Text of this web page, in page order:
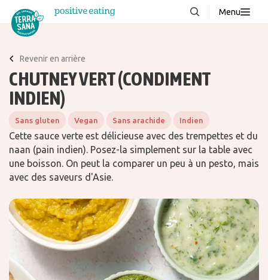
Menu
À propos de nous
Blog
Contacter
Produits
Recettes
Revenir en arrière
CHUTNEY VERT (CONDIMENT
INDIEN)
Sans gluten Vegan Sans arachide Indien
Cette sauce verte est délicieuse avec des trempettes et du
naan (pain indien). Posez-la simplement sur la table avec
une boisson. On peut la comparer un peu à un pesto, mais
avec des saveurs d'Asie.